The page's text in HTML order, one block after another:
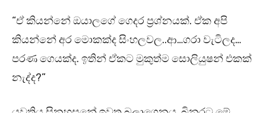
“ඒ කියන්නේ ඔයාලගේ ගෙදර ප්‍රශ්නයක්. ඒක අපි
කියන්නේ අර මොකක්ද සිංහලවල..ආ…ගරා වැටිලද…
පරණ ගෙයක්ද. ඉතින් ඒකට මුකුත්ම සොලියුෂන් එකක්
නැද්ද?”